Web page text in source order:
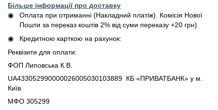
Більше інформації про доставку
Оплата при отриманні (Накладний платіж). Комісія Нової
Пошти за переказ коштів 2% від суми переказу +20 грн)
Кредитною карткою на рахунок:
Реквізити для оплати:
ФОП Липовська К.В.
UA433052990000026005030103889 КБ «ПРИВАТБАНК» у м.
Київ
МФО 305299